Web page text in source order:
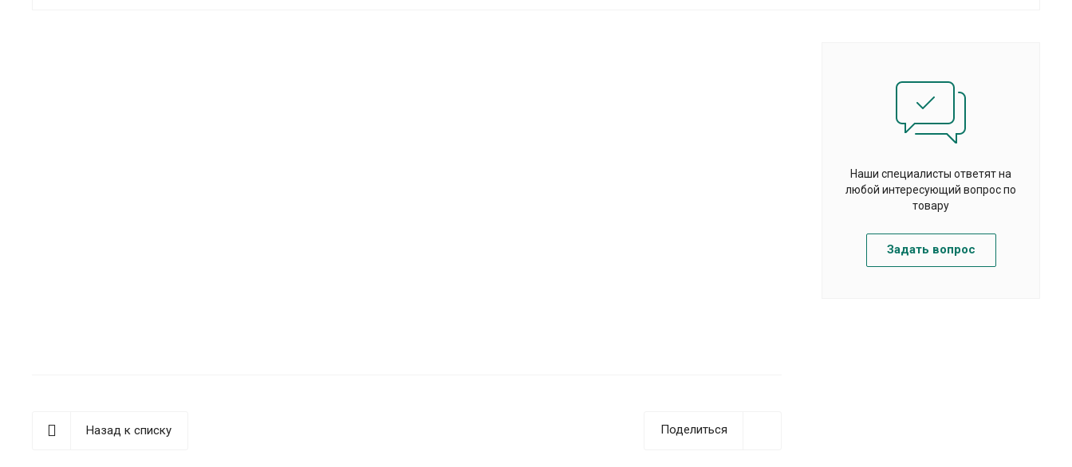
Наши специалисты ответят на
любой интересующий вопрос по
товару
Задать вопрос
Поделиться
Назад к списку